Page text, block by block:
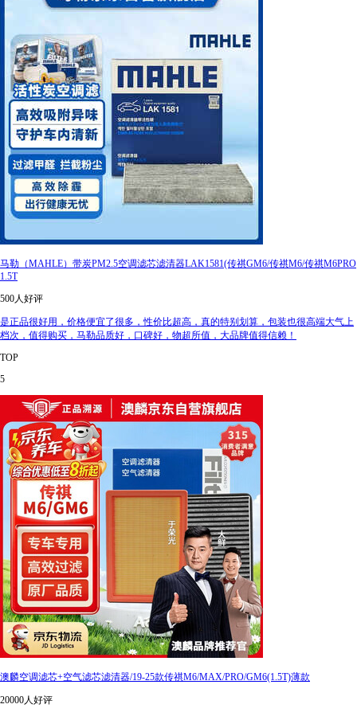
马勒（MAHLE）带炭PM2.5空调滤芯滤清器LAK1581(传祺GM6/传祺M6/传祺M6PRO
1.5T
500人好评
是正品很好用，价格便宜了很多，性价比超高，真的特别划算，包装也很高端大气上
档次，值得购买，马勒品质好，口碑好，物超所值，大品牌值得信赖！
TOP
5
澳麟空调滤芯+空气滤芯滤清器/19-25款传祺M6/MAX/PRO/GM6(1.5T)薄款
20000人好评